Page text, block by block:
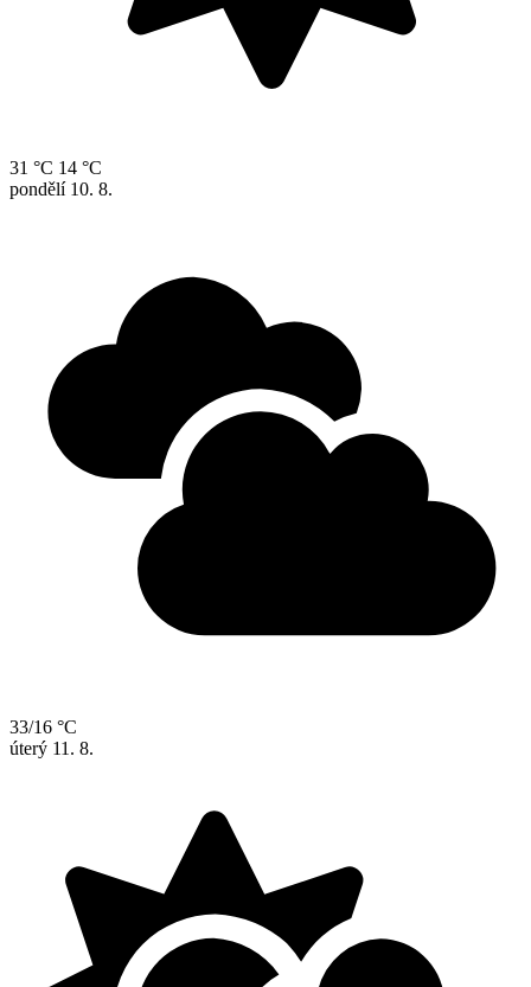
31 °C 14 °C
pondělí 10. 8.
33/16 °C
úterý 11. 8.